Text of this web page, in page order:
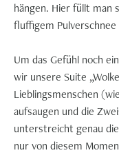
hängen. Hier füllt man
fluffigem Pulverschnee
Um das Gefühl noch
wir unsere Suite
Lieblingsmenschen
aufsaugen und die
unterstreicht genau
nur von diesem